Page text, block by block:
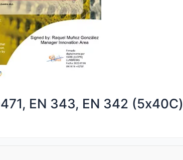
EN 343, EN 342 (5х40С)